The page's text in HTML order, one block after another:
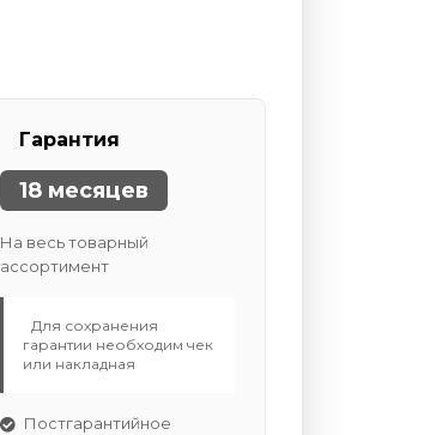
Гарантия
18 месяцев
На весь товарный
ассортимент
Для сохранения
гарантии необходим чек
или накладная
Постгарантийное